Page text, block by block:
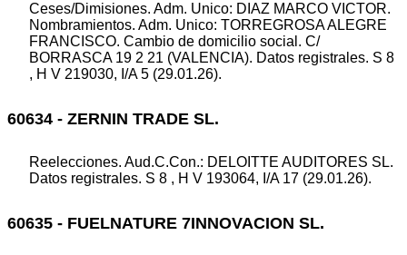
Ceses/Dimisiones. Adm. Unico: DIAZ MARCO VICTOR.
Nombramientos. Adm. Unico: TORREGROSA ALEGRE
FRANCISCO. Cambio de domicilio social. C/
BORRASCA 19 2 21 (VALENCIA). Datos registrales. S 8
, H V 219030, I/A 5 (29.01.26).
60634 - ZERNIN TRADE SL.
Reelecciones. Aud.C.Con.: DELOITTE AUDITORES SL.
Datos registrales. S 8 , H V 193064, I/A 17 (29.01.26).
60635 - FUELNATURE 7INNOVACION SL.